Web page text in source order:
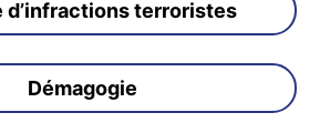
d’infractions terroristes
Démagogie